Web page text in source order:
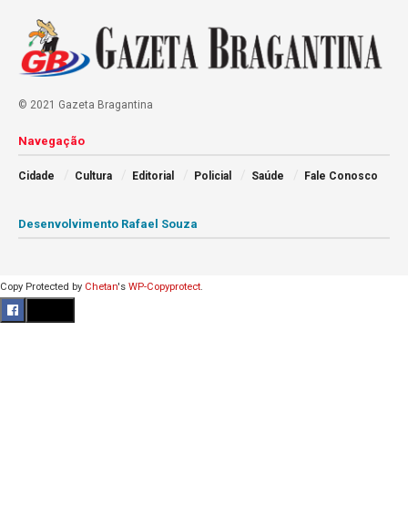
© 2021 Gazeta Bragantina
Navegação
Cidade Cultura Editorial Policial Saúde Fale Conosco
Desenvolvimento Rafael Souza
Copy Protected by Chetan's WP-Copyprotect.